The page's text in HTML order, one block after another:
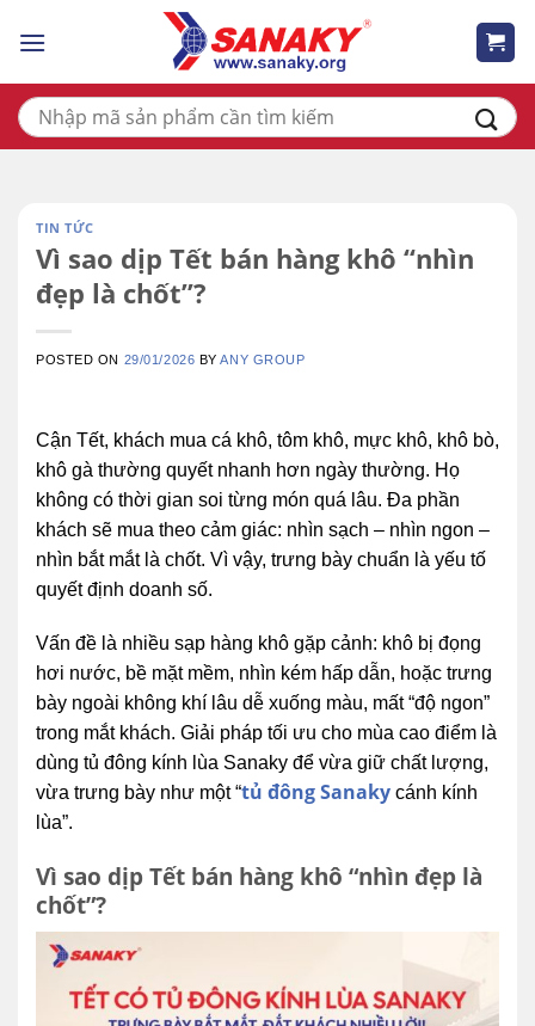
Tìm
kiếm:
TIN TỨC
Vì sao dịp Tết bán hàng khô “nhìn
đẹp là chốt”?
POSTED ON 29/01/2026 BYANY GROUP
Cận Tết, khách mua cá khô, tôm khô, mực khô, khô bò,
khô gà thường quyết nhanh hơn ngày thường. Họ
không có thời gian soi từng món quá lâu. Đa phần
khách sẽ mua theo cảm giác: nhìn sạch – nhìn ngon –
nhìn bắt mắt là chốt. Vì vậy, trưng bày chuẩn là yếu tố
quyết định doanh số.
Vấn đề là nhiều sạp hàng khô gặp cảnh: khô bị đọng
hơi nước, bề mặt mềm, nhìn kém hấp dẫn, hoặc trưng
bày ngoài không khí lâu dễ xuống màu, mất “độ ngon”
trong mắt khách. Giải pháp tối ưu cho mùa cao điểm là
dùng tủ đông kính lùa Sanaky để vừa giữ chất lượng,
vừa trưng bày như một “tủ đông Sanaky cánh kính
lùa”.
Vì sao dịp Tết bán hàng khô “nhìn đẹp là
chốt”?